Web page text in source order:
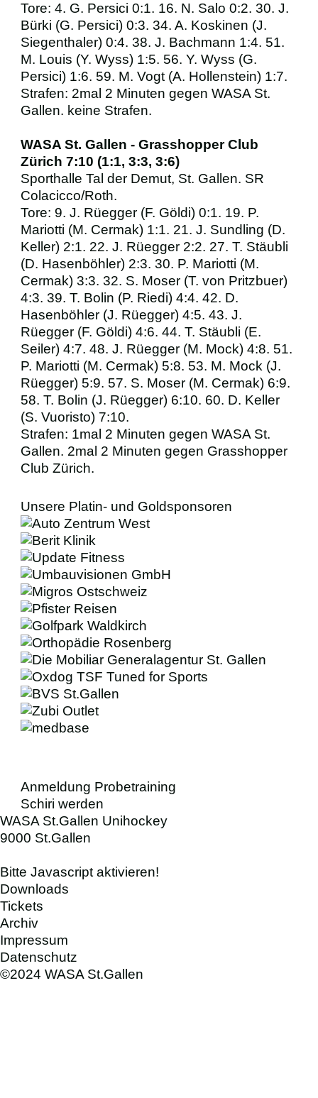
Tore: 4. G. Persici 0:1. 16. N. Salo 0:2. 30. J.
Bürki (G. Persici) 0:3. 34. A. Koskinen (J.
Siegenthaler) 0:4. 38. J. Bachmann 1:4. 51.
M. Louis (Y. Wyss) 1:5. 56. Y. Wyss (G.
Persici) 1:6. 59. M. Vogt (A. Hollenstein) 1:7.
Strafen: 2mal 2 Minuten gegen WASA St.
Gallen. keine Strafen.
WASA St. Gallen - Grasshopper Club
Zürich 7:10 (1:1, 3:3, 3:6)
Sporthalle Tal der Demut, St. Gallen. SR
Colacicco/Roth.
Tore: 9. J. Rüegger (F. Göldi) 0:1. 19. P.
Mariotti (M. Cermak) 1:1. 21. J. Sundling (D.
Keller) 2:1. 22. J. Rüegger 2:2. 27. T. Stäubli
(D. Hasenböhler) 2:3. 30. P. Mariotti (M.
Cermak) 3:3. 32. S. Moser (T. von Pritzbuer)
4:3. 39. T. Bolin (P. Riedi) 4:4. 42. D.
Hasenböhler (J. Rüegger) 4:5. 43. J.
Rüegger (F. Göldi) 4:6. 44. T. Stäubli (E.
Seiler) 4:7. 48. J. Rüegger (M. Mock) 4:8. 51.
P. Mariotti (M. Cermak) 5:8. 53. M. Mock (J.
Rüegger) 5:9. 57. S. Moser (M. Cermak) 6:9.
58. T. Bolin (J. Rüegger) 6:10. 60. D. Keller
(S. Vuoristo) 7:10.
Strafen: 1mal 2 Minuten gegen WASA St.
Gallen. 2mal 2 Minuten gegen Grasshopper
Club Zürich.
Unsere Platin- und Goldsponsoren
Anmeldung Probetraining
Schiri werden
WASA St.Gallen Unihockey
9000 St.Gallen
Bitte Javascript aktivieren!
Downloads
Tickets
Archiv
Impressum
Datenschutz
©2024 WASA St.Gallen